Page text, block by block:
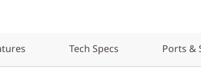
Tech Specs Ports &